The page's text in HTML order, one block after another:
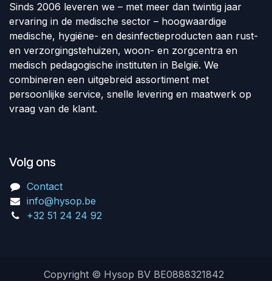
Sinds 2006 leveren we – met meer dan twintig jaar
ervaring in de medische sector – hoogwaardige
medische, hygiëne- en desinfectieproducten aan rust-
en verzorgingstehuizen, woon- en zorgcentra en
medisch pedagogische instituten in België. We
combineren een uitgebreid assortiment met
persoonlijke service, snelle levering en maatwerk op
vraag van de klant.
Volg ons
Contact
info@hysop.be
+32 51 24 24 92
Copyright © Hysop BV BE0888321842